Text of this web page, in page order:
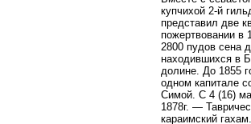
купчихой 2-й
представил две
пожертвовании в
2800 пудов сена
находившихся в
долине. До 1855
одном капитале
Симой. С 4 (16)
1878г. —
караимский